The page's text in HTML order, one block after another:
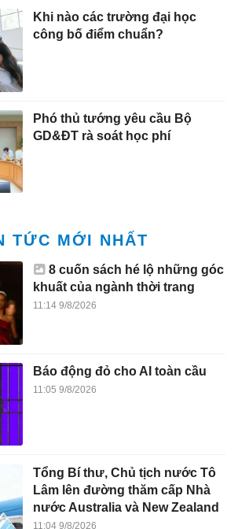
Khi nào các trường đại học
công bố điểm chuẩn?
Phó thủ tướng yêu cầu Bộ
GD&ĐT rà soát học phí
TỨC MỚI NHẤT
8 cuốn sách hé lộ những góc
khuất của ngành thời trang
11:14 9/8/2026
Báo động đỏ cho AI toàn cầu
11:05 9/8/2026
Tổng Bí thư, Chủ tịch nước Tô
Lâm lên đường thăm cấp Nhà
nước Australia và New Zealand
11:04 9/8/2026